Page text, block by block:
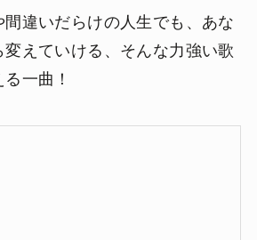
間違いだらけの人生でも、あな
えていける、そんな力強い歌
一曲！